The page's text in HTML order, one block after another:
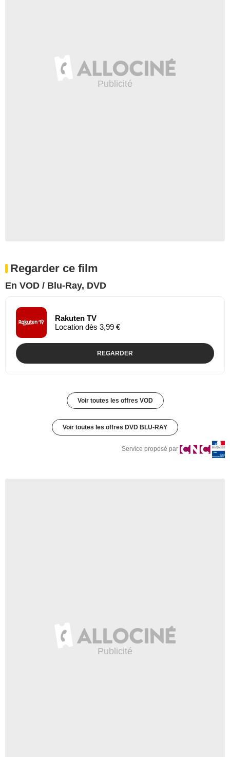
Regarder ce film
En VOD / Blu-Ray, DVD
Rakuten TV
Location dès 3,99 €
REGARDER
Voir toutes les offres VOD
Voir toutes les offres DVD BLU-RAY
Service proposé par